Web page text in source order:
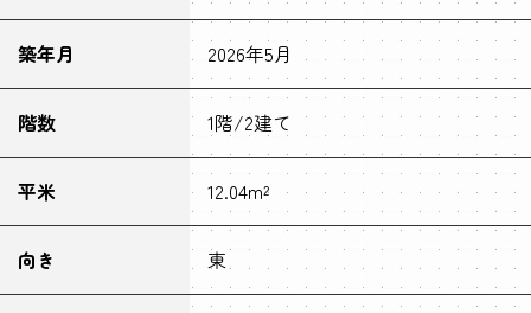
築年月 2026年5月
階数 1階/2建て
平米 12.04m²
向き 東